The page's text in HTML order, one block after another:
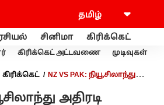
சினிமா கிரிக்கெட்
கிரிக்கெட் அட்டவணை முடிவுகள்
கிரிக்கெட்
NZ VS PAK: நியூசிலாந்து
அதிரடி